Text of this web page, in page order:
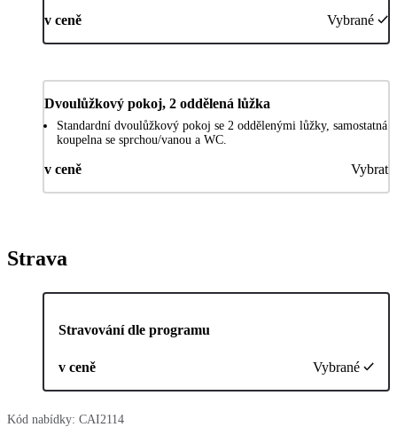
v ceně Vybrané
Dvoulůžkový pokoj, 2 oddělená lůžka
Standardní dvoulůžkový pokoj se 2 oddělenými lůžky, samostatná
koupelna se sprchou/vanou a WC.
v ceně Vybrat
Strava
Stravování dle programu
v ceně Vybrané
Kód nabídky: CAI2114